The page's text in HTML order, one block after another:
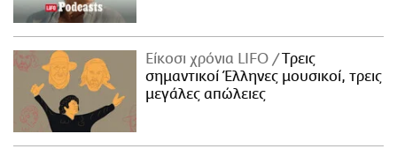
Είκοσι χρόνια LIFO
Tρεις
σημαντικοί Έλληνες μουσικοί, τρεις
μεγάλες απώλειες